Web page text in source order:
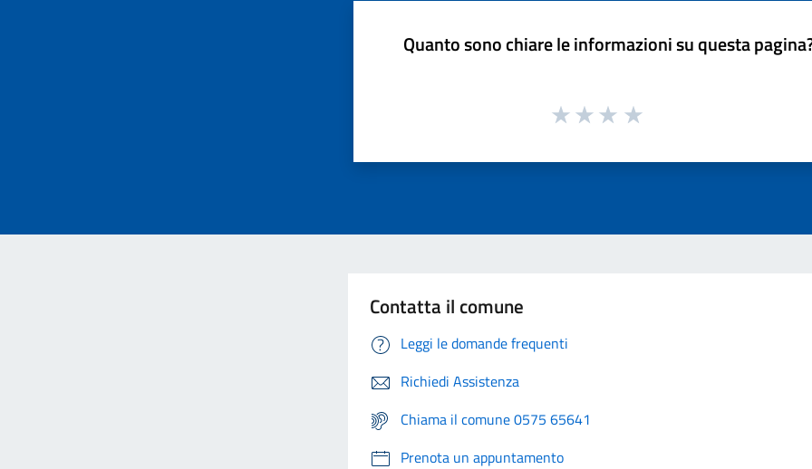
Quanto sono chiare le informazioni su questa
Contatta il comune
Leggi le domande frequenti
Richiedi Assistenza
Chiama il comune 0575 65641
Prenota un appuntamento